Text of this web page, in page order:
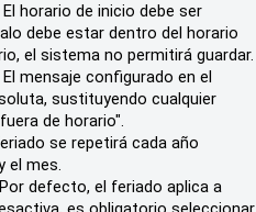
El horario de inicio debe ser
debe estar dentro del horario
el sistema no permitirá guardar.
El mensaje configurado en el
sustituyendo cualquier
de horario".
se repetirá cada año
el mes.
Por defecto, el feriado aplica a